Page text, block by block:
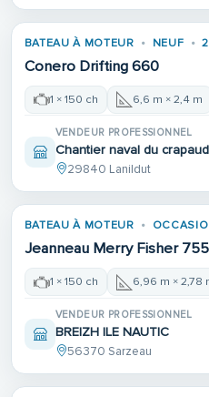
BATEAU À MOTEUR NEUF
Conero Drifting 660
1 × 150 ch 6,6 m × 2,4 m
VENDEUR PROFESSIONNEL
Chantier naval du crapaud
29840 Lanildut
BATEAU À MOTEUR
Jeanneau Merry Fisher 755
1 × 150 ch 6,96 m × 2,78
VENDEUR PROFESSIONNEL
BREIZH ILE NAUTIC
56370 Sarzeau